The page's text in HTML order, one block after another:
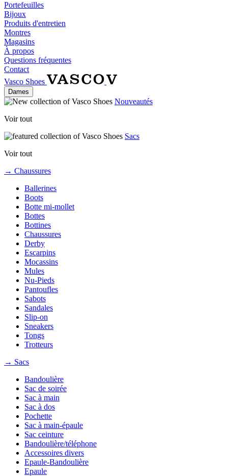
Portefeuilles
Bijoux
Produits d'entretien
Montres
Magasins
À propos
Questions fréquentes
Contact
Vasco Shoes
Dames
Nouveautés
Voir tout
Sacs
Voir tout
→ Chaussures
Ballerines
Boots
Botte mi-mollet
Bottes
Bottines
Chaussures
Derby
Escarpins
Mocassins
Mules
Nu-Pieds
Pantoufles
Sabots
Sandales
Slip-on
Sneakers
Tongs
Trotteurs
→ Sacs
Bandoulière
Sac de soirée
Sac à main
Sac à dos
Pochette
Sac à main-épaule
Sac ceinture
Bandoulière/téléphone
Accessoires divers
Epaule-Bandoulière
Epaule